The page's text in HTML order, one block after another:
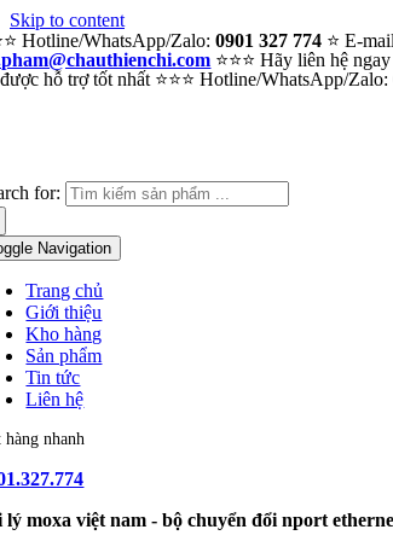
Skip to content
Hotline/WhatsApp/Zalo:0901 327 774 ⭐ E-
⭐⭐⭐ Hãy liên hệ
hỗ trợ tốt nhất ⭐⭐⭐ Hotline/WhatsApp/Zalo:
for:
Navigation
Trang chủ
Giới thiệu
Kho hàng
Sản phẩm
Tin tức
Liên hệ
hàng nhanh
lý moxa việt nam - bộ chuyển đổi nport